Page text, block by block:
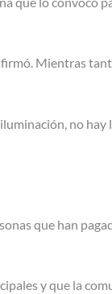
Mientras
no hay
que han
y que la